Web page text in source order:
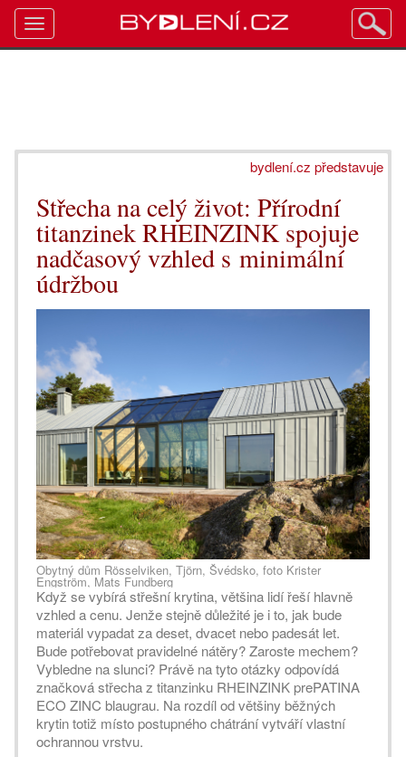
bydlení.cz představuje
Střecha na celý život: Přírodní
titanzinek RHEINZINK spojuje
nadčasový vzhled s minimální
údržbou
Obytný dům Rösselviken, Tjörn, Švédsko, foto Krister
Engström, Mats Fundberg
Když se vybírá střešní krytina, většina lidí řeší hlavně
vzhled a cenu. Jenže stejně důležité je i to, jak bude
materiál vypadat za deset, dvacet nebo padesát let.
Bude potřebovat pravidelné nátěry? Zaroste mechem?
Vybledne na slunci? Právě na tyto otázky odpovídá
značková střecha z titanzinku RHEINZINK prePATINA
ECO ZINC blaugrau. Na rozdíl od většiny běžných
krytin totiž místo postupného chátrání vytváří vlastní
ochrannou vrstvu.
Toggle
navigation